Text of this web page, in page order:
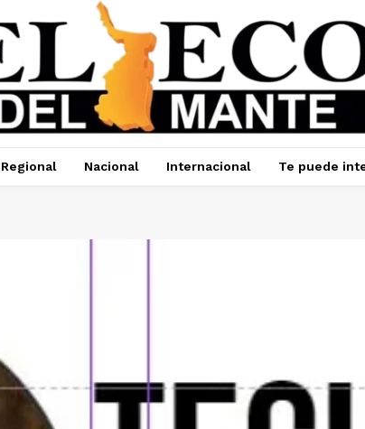
Regional Nacional Internacional Te puede